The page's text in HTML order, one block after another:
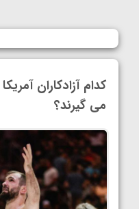
کدام آزادکاران
می گیرند؟